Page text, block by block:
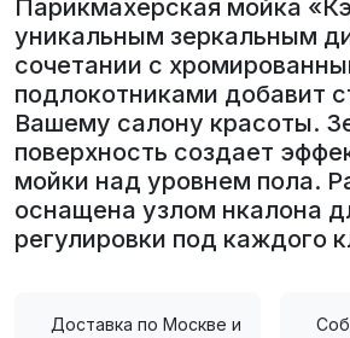
Парикмахерская мойка
уникальным зеркальным
сочетании с
подлокотниками добавит
Вашему салону красоты.
поверхность создает
мойки над уровнем пола.
оснащена узлом нкалона
регулировки под каждого
Доставка по Москве и